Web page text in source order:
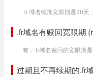
.fr 域名续期宽限期是30天
.fr域名有赎回宽限期
有，.fr域名赎回的宽限期是
过期且不再续期的.fr